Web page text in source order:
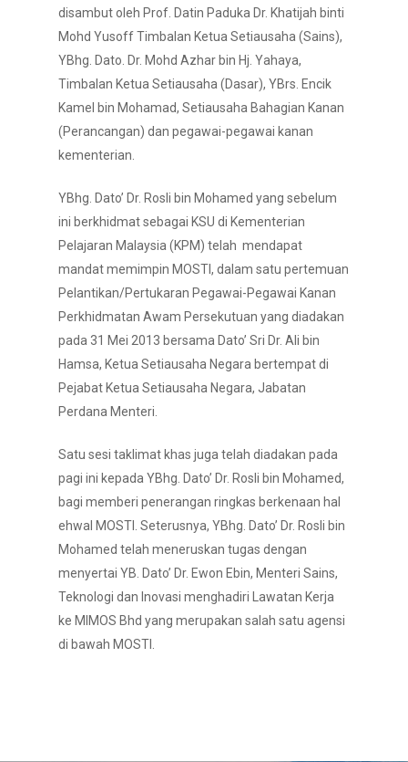
disambut oleh Prof. Datin Paduka Dr. Khatijah binti
Mohd Yusoff Timbalan Ketua Setiausaha (Sains),
YBhg. Dato. Dr. Mohd Azhar bin Hj. Yahaya,
Timbalan Ketua Setiausaha (Dasar), YBrs. Encik
Kamel bin Mohamad, Setiausaha Bahagian Kanan
(Perancangan) dan pegawai-pegawai kanan
kementerian.
YBhg. Dato’ Dr. Rosli bin Mohamed yang sebelum
ini berkhidmat sebagai KSU di Kementerian
Pelajaran Malaysia (KPM) telah mendapat
mandat memimpin MOSTI, dalam satu pertemuan
Pelantikan/Pertukaran Pegawai-Pegawai Kanan
Perkhidmatan Awam Persekutuan yang diadakan
pada 31 Mei 2013 bersama Dato’ Sri Dr. Ali bin
Hamsa, Ketua Setiausaha Negara bertempat di
Pejabat Ketua Setiausaha Negara, Jabatan
Perdana Menteri.
Satu sesi taklimat khas juga telah diadakan pada
pagi ini kepada YBhg. Dato’ Dr. Rosli bin Mohamed,
bagi memberi penerangan ringkas berkenaan hal
ehwal MOSTI. Seterusnya, YBhg. Dato’ Dr. Rosli bin
Mohamed telah meneruskan tugas dengan
menyertai YB. Dato’ Dr. Ewon Ebin, Menteri Sains,
Teknologi dan Inovasi menghadiri Lawatan Kerja
ke MIMOS Bhd yang merupakan salah satu agensi
di bawah MOSTI.